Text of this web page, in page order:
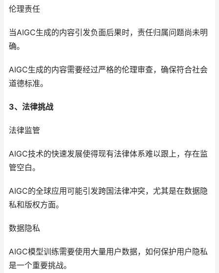
伦理责任
当AIGC生成的内容引发负面后果时，责任归属问题尚未明
确。
AIGC生成的内容需要经过严格的伦理审查，确保符合社会
道德标准。
3、法律挑战
法律监管
AIGC技术的快速发展使得现有法律体系难以跟上，存在监
管空白。
AIGC的全球应用可能引发跨国法律冲突，尤其是在数据隐
私和版权方面。
数据隐私
AIGC模型训练需要使用大量用户数据，如何保护用户隐私
是一个重要挑战。